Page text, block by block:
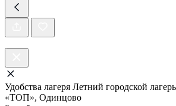
Удобства лагеря Летний городской
«ТОП», Одинцово